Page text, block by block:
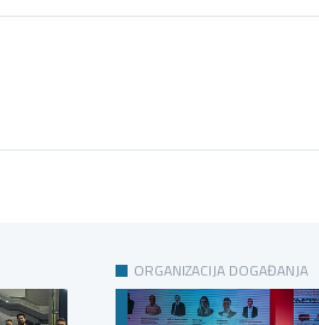
ORGANIZACIJA DOGAĐANJA